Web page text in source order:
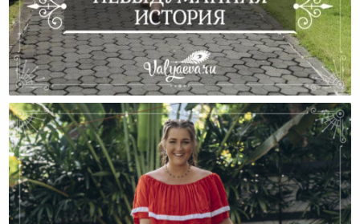
Невыдуманная История